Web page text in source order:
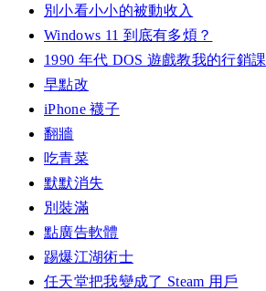
別小看小小的被動收入
Windows 11 到底有多煩？
1990 年代 DOS 遊戲教我的行銷課
早點改
iPhone 襪子
翻牆
吃青菜
默默消失
別裝滿
點廣告軟體
踢爆江湖術士
任天堂把我變成了 Steam 用戶